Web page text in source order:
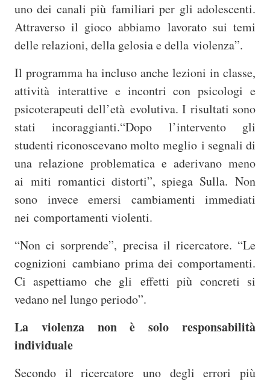
uno dei canali più familiari per gli adolescenti.
Attraverso il gioco abbiamo lavorato sui temi
delle relazioni, della gelosia e della violenza”.
Il programma ha incluso anche lezioni in classe,
attività interattive e incontri con psicologi e
psicoterapeuti dell’età evolutiva. I risultati sono
stati incoraggianti.“Dopo l’intervento gli
studenti riconoscevano molto meglio i segnali di
una relazione problematica e aderivano meno
ai miti romantici distorti”, spiega Sulla. Non
sono invece emersi cambiamenti immediati
nei comportamenti violenti.
“Non ci sorprende”, precisa il ricercatore. “Le
cognizioni cambiano prima dei comportamenti.
Ci aspettiamo che gli effetti più concreti si
vedano nel lungo periodo”.
La violenza non è solo responsabilità
individuale
Secondo il ricercatore uno degli errori più